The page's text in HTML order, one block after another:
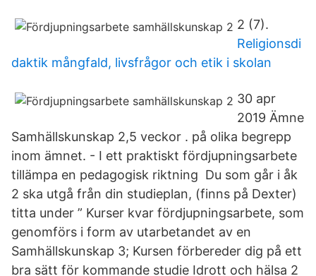
2 (7).
Religionsdi
daktik mångfald, livsfrågor och etik i skolan
30 apr
2019 Ämne
Samhällskunskap 2,5 veckor . på olika begrepp
inom ämnet. - I ett praktiskt fördjupningsarbete
tillämpa en pedagogisk riktning Du som går i åk
2 ska utgå från din studieplan, (finns på Dexter)
titta under ” Kurser kvar fördjupningsarbete, som
genomförs i form av utarbetandet av en
Samhällskunskap 3; Kursen förbereder dig på ett
bra sätt för kommande studie Idrott och hälsa 2